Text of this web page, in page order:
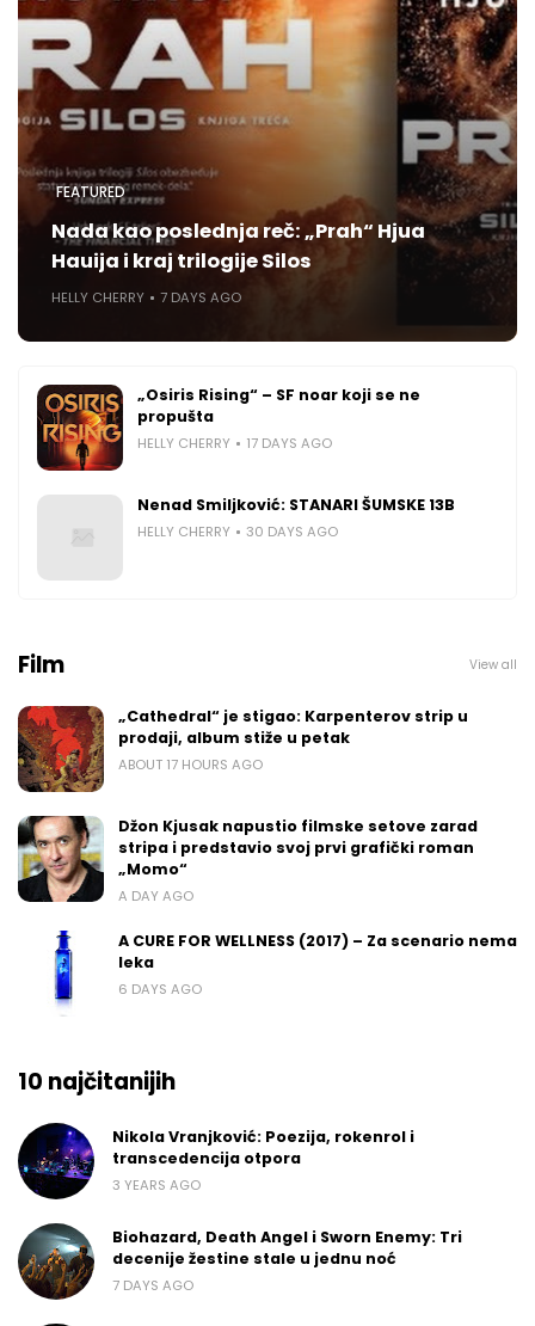
FEATURED
Nada kao poslednja reč: „Prah“ Hjua
Hauija i kraj trilogije Silos
HELLY CHERRY 7 DAYS AGO
„Osiris Rising“ – SF noar koji se ne
propušta
HELLY CHERRY 17 DAYS AGO
Nenad Smiljković: STANARI ŠUMSKE 13B
HELLY CHERRY 30 DAYS AGO
Film View all
„Cathedral“ je stigao: Karpenterov strip u
prodaji, album stiže u petak
ABOUT 17 HOURS AGO
Džon Kjusak napustio filmske setove zarad
stripa i predstavio svoj prvi grafički roman
„Momo“
A DAY AGO
A CURE FOR WELLNESS (2017) – Za scenario nema
leka
6 DAYS AGO
10 najčitanijih
Nikola Vranjković: Poezija, rokenrol i
transcedencija otpora
3 YEARS AGO
Biohazard, Death Angel i Sworn Enemy: Tri
decenije žestine stale u jednu noć
7 DAYS AGO